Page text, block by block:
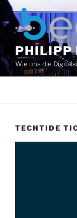
Zum
Inhalt
springen
PHILIPP
Wie uns die
TECHTIDE